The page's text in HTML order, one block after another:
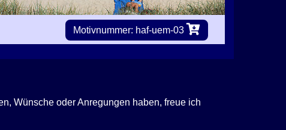
Motivnummer: haf-uem-03
Wünsche oder Anregungen haben, freue ich